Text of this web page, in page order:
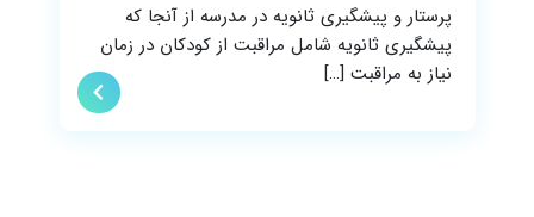
پرستار و پیشگیری ثانویه در مدرسه از آنجا که
پیشگیری ثانویه شامل مراقبت از کودکان در زمان
نیاز به مراقبت […]